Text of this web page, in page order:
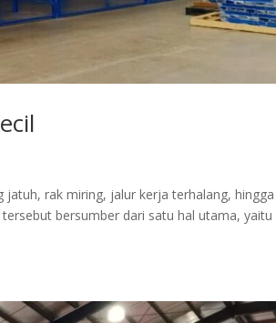
jatuh, rak miring, jalur kerja terhalang, hingga
bersumber dari satu hal utama, yaitu